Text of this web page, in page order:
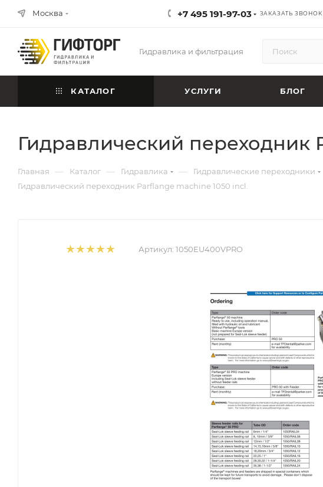
Москва +7 495 191-97-03 ЗАКАЗАТЬ ЗВОНОК
Гидравлика и фильтрация
КАТАЛОГ УСЛУГИ БЛОГ
Гидравлический переходник
Главная — Каталог — Гидравлика — Гидравлические переходники
Гидравлический переходник Parflange machine 1050 incl.
Артикул: 1050EU400VPRO